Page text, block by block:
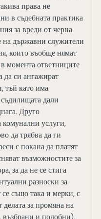
права не
в съдебната практика
за вреди от черна
на държавни служители
които въобще нямат
момента ответниците
да си ангажират
тъй като има
дали
Друго
комунални услуги,
да трябва да ги
с покана да платят
възможностите за
за да не се стига
разноски за
също така и мерки, с
делата за промяна на
възбрани и подобни),